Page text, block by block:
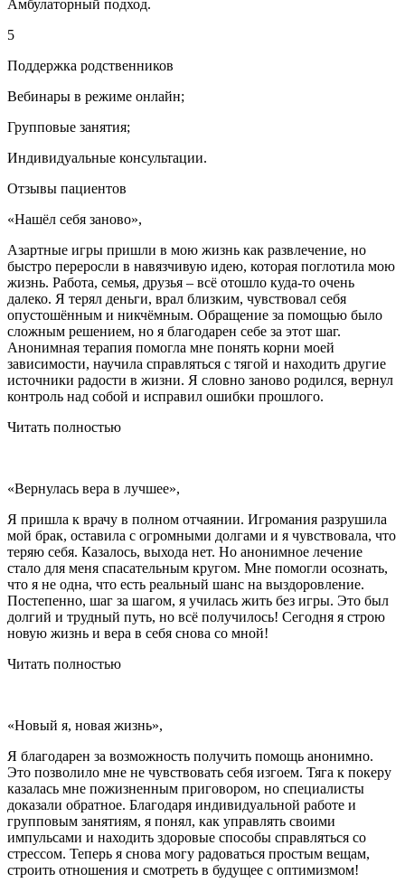
Амбулаторный подход.
5
Поддержка родственников
Вебинары в режиме онлайн;
Групповые занятия;
Индивидуальные консультации.
Отзывы пациентов
«Нашёл себя заново»,
Азартные игры пришли в мою жизнь как развлечение, но
быстро переросли в навязчивую идею, которая поглотила мою
жизнь. Работа, семья, друзья – всё отошло куда-то очень
далеко. Я терял деньги, врал близким, чувствовал себя
опустошённым и никчёмным. Обращение за помощью было
сложным решением, но я благодарен себе за этот шаг.
Анонимная терапия помогла мне понять корни моей
зависимости, научила справляться с тягой и находить другие
источники радости в жизни. Я словно заново родился, вернул
контроль над собой и исправил ошибки прошлого.
Читать полностью
«Вернулась вера в лучшее»,
Я пришла к врачу в полном отчаянии. Игромания разрушила
мой брак, оставила с огромными долгами и я чувствовала, что
теряю себя. Казалось, выхода нет. Но анонимное лечение
стало для меня спасательным кругом. Мне помогли осознать,
что я не одна, что есть реальный шанс на выздоровление.
Постепенно, шаг за шагом, я училась жить без игры. Это был
долгий и трудный путь, но всё получилось! Сегодня я строю
новую жизнь и вера в себя снова со мной!
Читать полностью
«Новый я, новая жизнь»,
Я благодарен за возможность получить помощь анонимно.
Это позволило мне не чувствовать себя изгоем. Тяга к покеру
казалась мне пожизненным приговором, но специалисты
доказали обратное. Благодаря индивидуальной работе и
групповым занятиям, я понял, как управлять своими
импульсами и находить здоровые способы справляться со
стрессом. Теперь я снова могу радоваться простым вещам,
строить отношения и смотреть в будущее с оптимизмом!